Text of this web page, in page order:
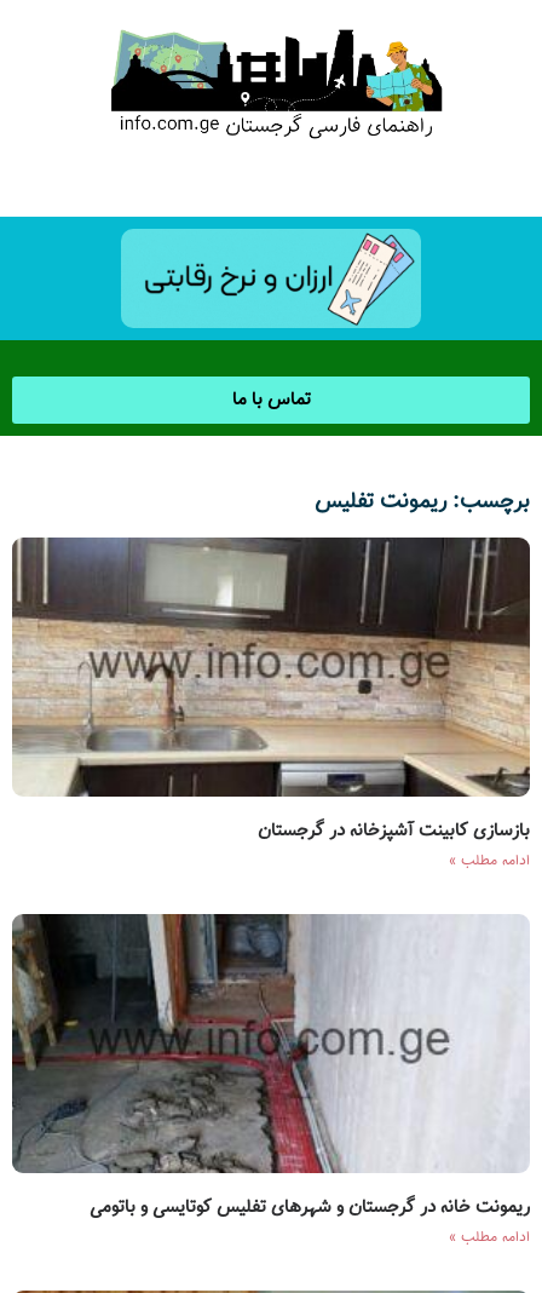
تماس با ما
برچسب: ریمونت تفلیس
بازسازی کابینت آشپزخانه در گرجستان
ادامه مطلب »
ریمونت خانه در گرجستان و شهرهای تفلیس کوتایسی و باتومی
ادامه مطلب »